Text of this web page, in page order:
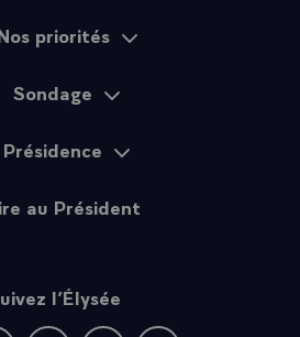
priorités
Sondage
Présidence
au Président
l’Élysée